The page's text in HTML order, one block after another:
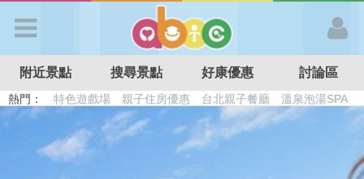
APP登入
首 頁
附近景點 搜尋景點 好康優惠 討論區
熱門： 特色遊戲場 親子住房優惠 台北親子餐廳
溫泉泡湯SPA
溜滑梯民宿
觀光工廠 日本親子景點